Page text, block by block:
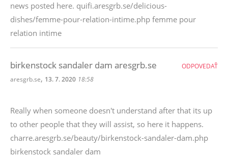
news posted here. quifi.aresgrb.se/delicious-
dishes/femme-pour-relation-intime.php femme pour
relation intime
birkenstock sandaler dam aresgrb.se
aresgrb.se, 13. 7. 2020 18:58
Really when someone doesn't understand after that its up
to other people that they will assist, so here it happens.
charre.aresgrb.se/beauty/birkenstock-sandaler-dam.php
birkenstock sandaler dam
ODPOVEDAŤ